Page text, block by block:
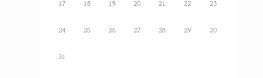
17 18 19 20 21 22 23
24 25 26 27 28 29 30
31